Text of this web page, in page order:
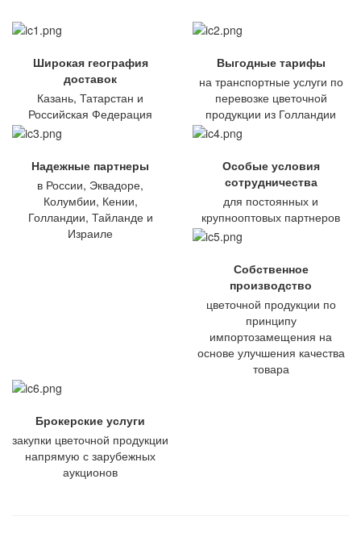
Широкая география
доставок
Казань, Татарстан и
Российская Федерация
Выгодные тарифы
на транспортные услуги по
перевозке цветочной
продукции из Голландии
Надежные партнеры
в России, Эквадоре,
Колумбии, Кении,
Голландии, Тайланде и
Израиле
Особые условия
сотрудничества
для постоянных и
крупнооптовых партнеров
Собственное
производство
цветочной продукции по
принципу
импортозамещения на
основе улучшения качества
товара
Брокерские услуги
закупки цветочной продукции
напрямую с зарубежных
аукционов